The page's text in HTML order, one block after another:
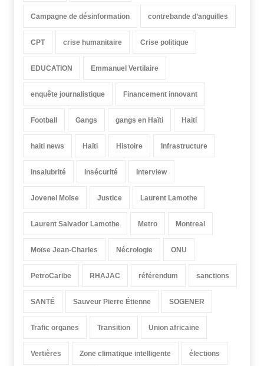
Campagne de désinformation contrebande d’anguilles
CPT crise humanitaire Crise politique
EDUCATION Emmanuel Vertilaire
enquête journalistique Financement innovant
Football Gangs gangs en Haïti Haiti
haiti news Haïti Histoire Infrastructure
Insalubrité Insécurité Interview
Jovenel Moïse Justice Laurent Lamothe
Laurent Salvador Lamothe Metro Montreal
Moïse Jean-Charles Nécrologie ONU
PetroCaribe RHAJAC référendum sanctions
SANTÉ Sauveur Pierre Étienne SOGENER
Trafic organes Transition Union africaine
Vertières Zone climatique intelligente élections